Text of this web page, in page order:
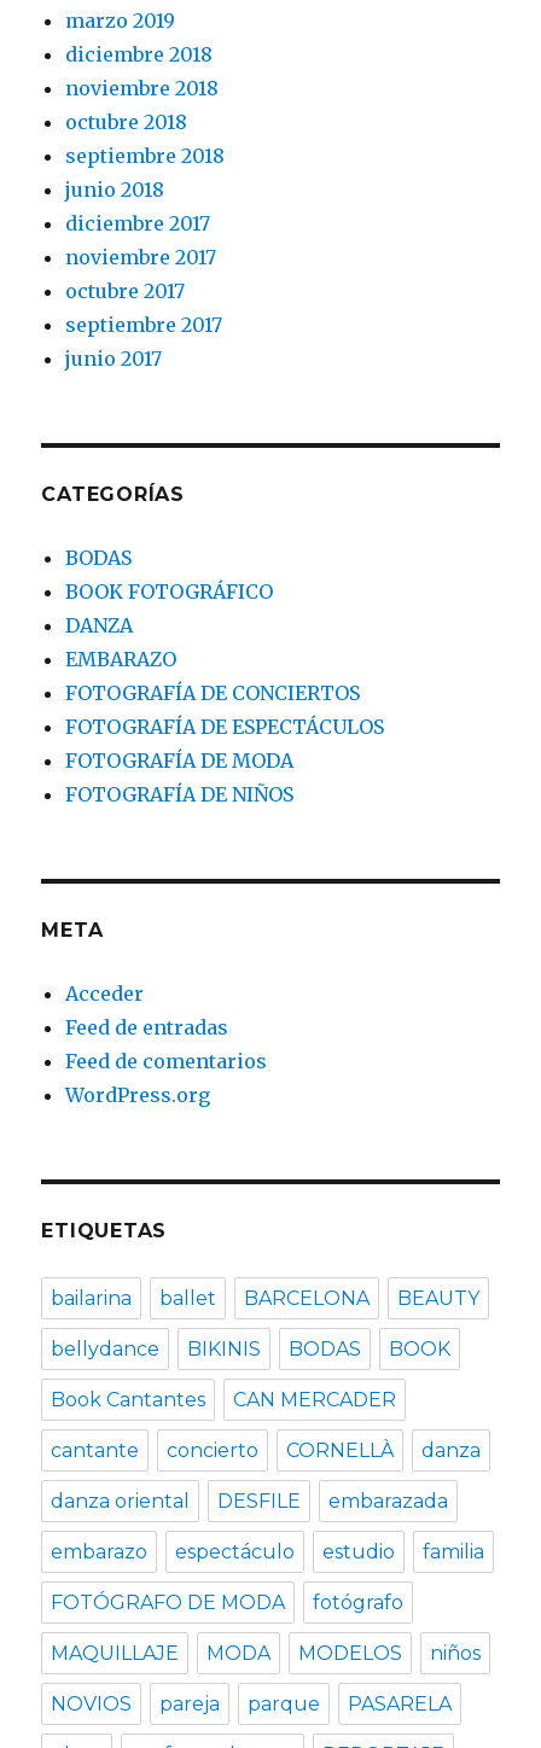
marzo 2019
diciembre 2018
noviembre 2018
octubre 2018
septiembre 2018
junio 2018
diciembre 2017
noviembre 2017
octubre 2017
septiembre 2017
junio 2017
CATEGORÍAS
BODAS
BOOK FOTOGRÁFICO
DANZA
EMBARAZO
FOTOGRAFÍA DE CONCIERTOS
FOTOGRAFÍA DE ESPECTÁCULOS
FOTOGRAFÍA DE MODA
FOTOGRAFÍA DE NIÑOS
META
Acceder
Feed de entradas
Feed de comentarios
WordPress.org
ETIQUETAS
bailarina ballet BARCELONA BEAUTY
bellydance BIKINIS BODAS BOOK
Book Cantantes CAN MERCADER
cantante concierto CORNELLÀ danza
danza oriental DESFILE embarazada
embarazo espectáculo estudio familia
FOTÓGRAFO DE MODA fotógrafo
MAQUILLAJE MODA MODELOS niños
NOVIOS pareja parque PASARELA